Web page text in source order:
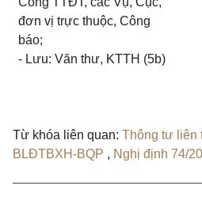
đơn vị trực thuộc, Công
báo;
- Lưu: Văn thư, KTTH (5b)
Từ khóa liên quan: Thông tư liên
BLĐTBXH-BQP , Nghị định 74/